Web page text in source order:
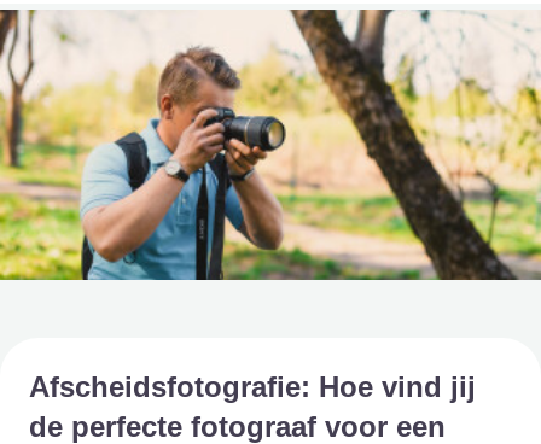
Afscheidsfotografie: Hoe vind jij
de perfecte fotograaf voor een